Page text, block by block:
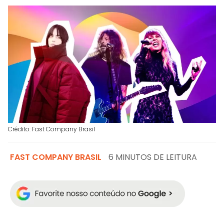
Crédito: Fast Company Brasil
FAST COMPANY BRASIL 6 MINUTOS DE LEITURA